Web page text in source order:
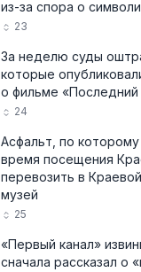
из-за спора о
23
За неделю суды
которые
о фильме
24
Асфальт, по
время посещения
перевозить в
музей
25
«Первый канал»
сначала рассказал о